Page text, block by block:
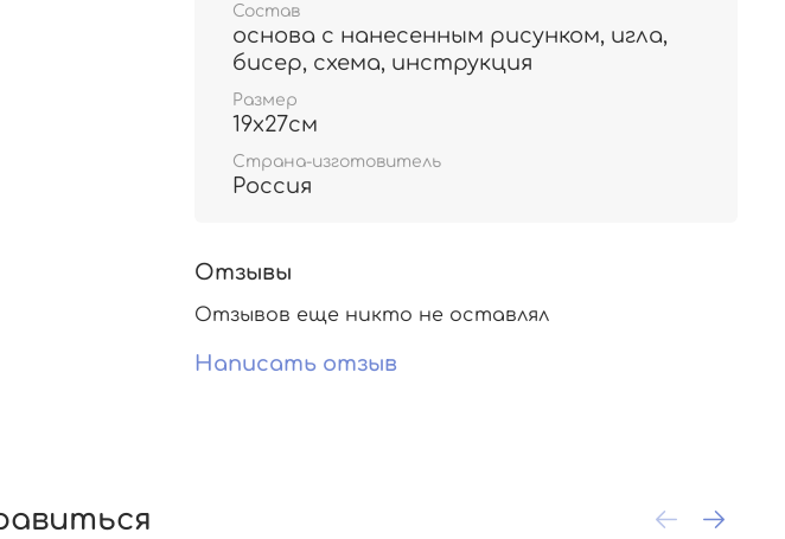
Состав
основа с нанесенным рисунком, игла,
бисер, схема, инструкция
Размер
19х27см
Страна-изготовитель
Россия
Отзывы
Отзывов еще никто не оставлял
Написать отзыв